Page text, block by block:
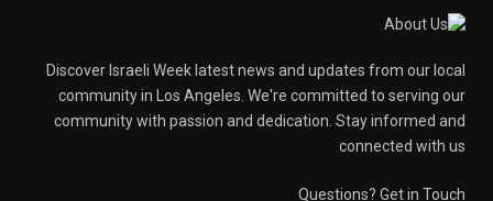
Discover Israeli Week latest news and updates from our local
community in Los Angeles. We're committed to serving our
community with passion and dedication. Stay informed and
connected with us
Questions? Get in Touch